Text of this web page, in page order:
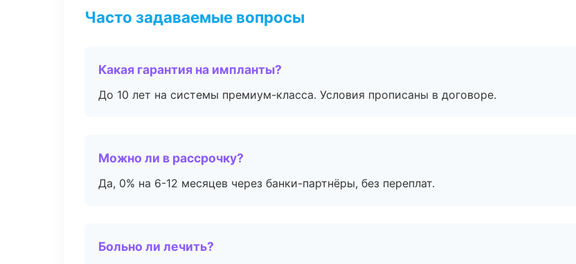
Часто задаваемые вопросы
Какая гарантия на импланты?
До 10 лет на системы премиум-класса. Условия прописаны в договоре.
Можно ли в рассрочку?
Да, 0% на 6-12 месяцев через банки-партнёры, без переплат.
Больно ли лечить?